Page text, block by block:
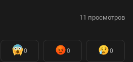
11 просмотров
0 0 0